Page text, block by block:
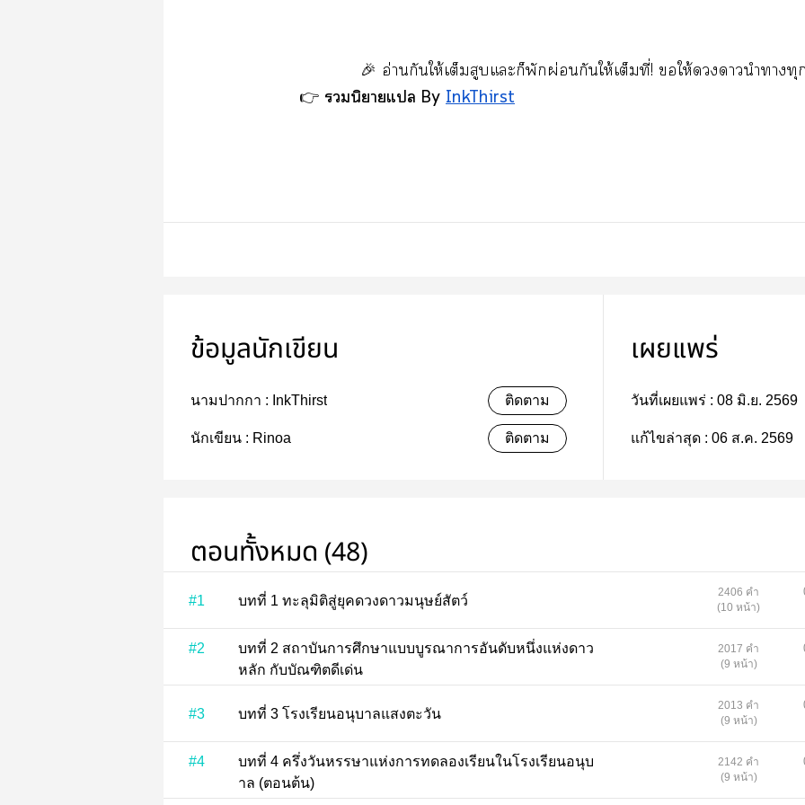
🎉 อ่านกันให้เต็มสูบแะก็พักผ่อนกันให้เต็มที่! ให้านำาทุ
👉 นิยายแ By InkThirst
ข้อมูลนักเขียน
นามปากกา : InkThirst ติดตาม
นักเขียน : Rinoa ติดตาม
เผยแพร่
วันที่เผยแพร่ : 08 มิ.ย. 2569
แก้ไขล่าสุด : 06 ส.ค. 2569
ตอนทั้งหมด (48)
#1 บทที่ 1 ทะลุมิติสู่ยุคดวงดาวมนุษย์สัตว์
2406 คำ
(10 หน้า)
#2
บทที่ 2 สถาบันการศึกษาแบบบูรณาการอันดับหนึ่งแห่งดาว
หลัก กับบัณฑิตดีเด่น
2017 คำ
(9 หน้า)
#3 บทที่ 3 โรงเรียนอนุบาลแสงตะวัน
2013 คำ
(9 หน้า)
#4
บทที่ 4 ครึ่งวันหรรษาแห่งการทดลองเรียนในโรงเรียนอนุบ
าล (ตอนต้น)
2142 คำ
(9 หน้า)